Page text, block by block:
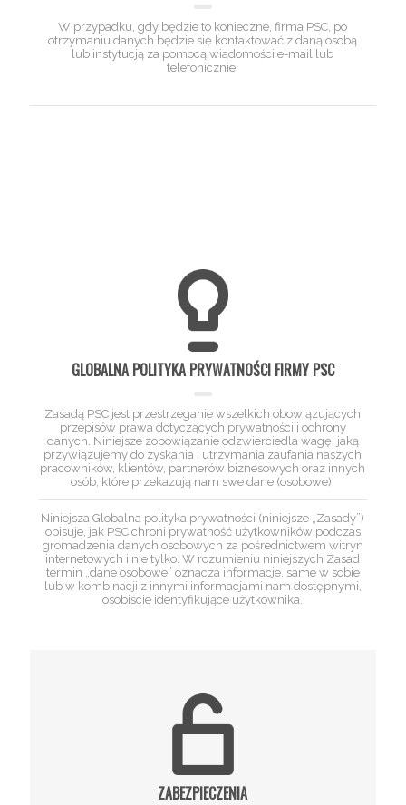
W przypadku, gdy będzie to konieczne, firma PSC, po
otrzymaniu danych będzie się kontaktować z daną osobą
lub instytucją za pomocą wiadomości e-mail lub
telefonicznie.
GLOBALNA POLITYKA PRYWATNOŚCI FIRMY PSC
Zasadą PSC jest przestrzeganie wszelkich obowiązujących
przepisów prawa dotyczących prywatności i ochrony
danych. Niniejsze zobowiązanie odzwierciedla wagę, jaką
przywiązujemy do zyskania i utrzymania zaufania naszych
pracowników, klientów, partnerów biznesowych oraz innych
osób, które przekazują nam swe dane (osobowe).
Niniejsza Globalna polityka prywatności (niniejsze „Zasady”)
opisuje, jak PSC chroni prywatność użytkowników podczas
gromadzenia danych osobowych za pośrednictwem witryn
internetowych i nie tylko. W rozumieniu niniejszych Zasad
termin „dane osobowe” oznacza informacje, same w sobie
lub w kombinacji z innymi informacjami nam dostępnymi,
osobiście identyfikujące użytkownika.
ZABEZPIECZENIA